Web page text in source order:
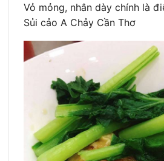
Vỏ mỏng, nhân dày chính là
Sủi cảo A Chảy Cần Thơ